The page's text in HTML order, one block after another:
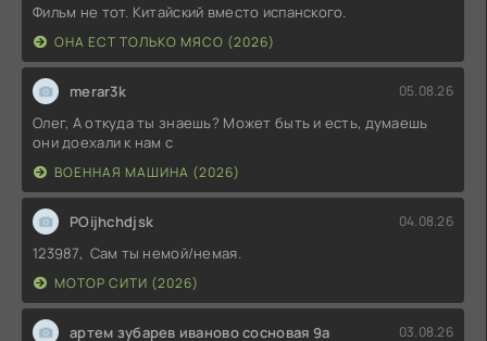
Фильм не тот. Китайский вместо испанского.
ОНА ЕСТ ТОЛЬКО МЯСО (2026)
merar3k 05.08.26
Олег, А откуда ты знаешь? Может быть и есть, думаешь
они доехали к нам с
ВОЕННАЯ МАШИНА (2026)
POijhchdjsk 04.08.26
123987, Сам ты немой/немая.
МОТОР СИТИ (2026)
артем зубарев иваново сосновая 9а 03.08.26